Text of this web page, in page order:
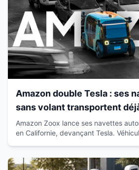
Amazon double Tesla : ses
sans volant transportent
passagers en Californie
Amazon Zoox lance ses navettes
en Californie, devançant Tesla.